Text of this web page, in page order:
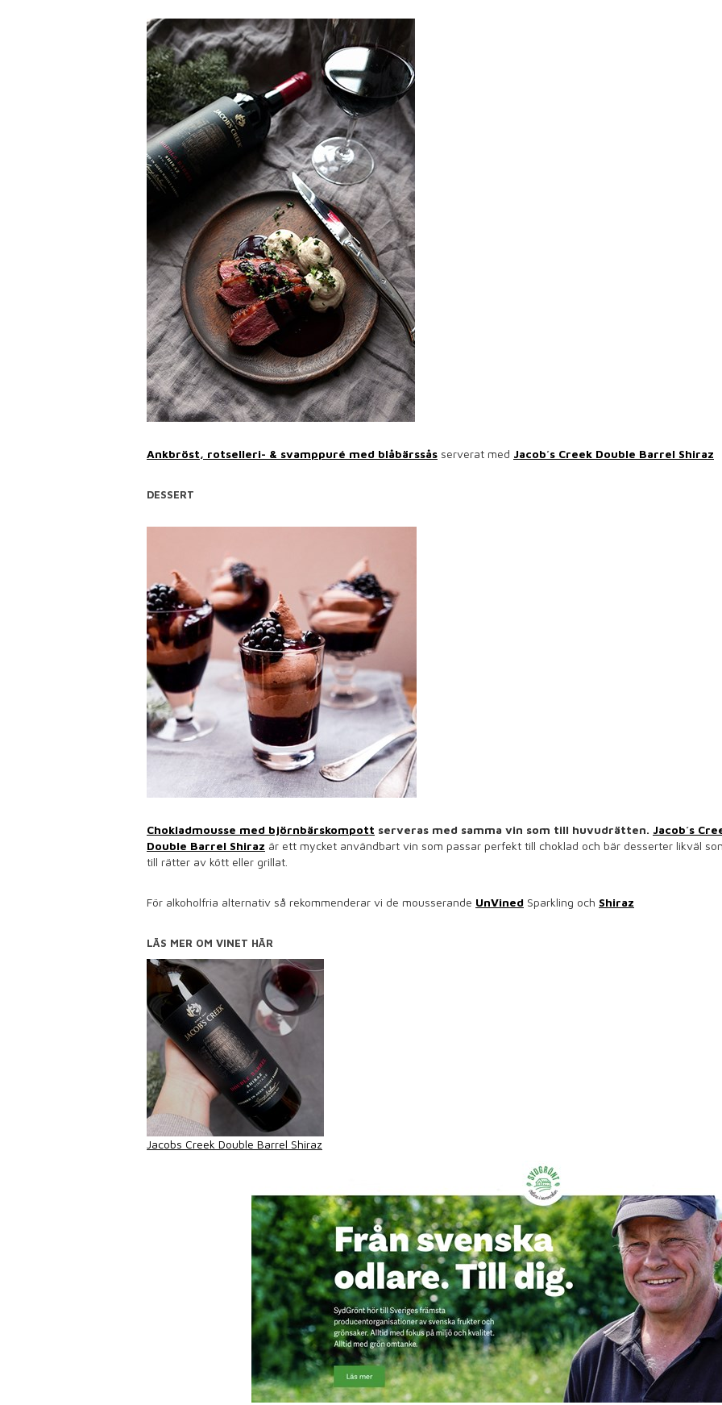
Ankbröst, rotselleri- & svamppuré med blåbärssås serverat med Jacob´s Creek Double Barrel Shiraz
DESSERT
Chokladmousse med björnbärskompott serveras med samma vin som till huvudrätten. Jacob´s
Double Barrel Shiraz är ett mycket användbart vin som passar perfekt till choklad och bär desserter likväl
till rätter av kött eller grillat.
För alkoholfria alternativ så rekommenderar vi de mousserande UnVined Sparkling och Shiraz
LÄS MER OM VINET HÄR
Jacobs Creek Double Barrel Shiraz